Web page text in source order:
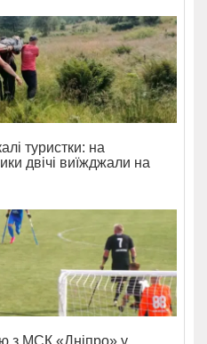
туристки: на
двічі виїжджали на
з МСК «Дніпро» у